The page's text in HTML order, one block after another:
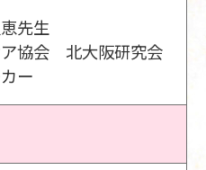
先生
ア協会 北大阪研究会
ー